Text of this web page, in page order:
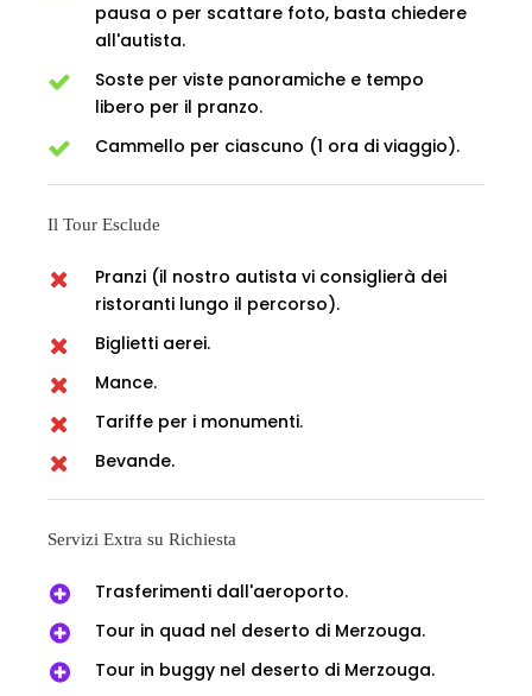
pausa o per scattare foto, basta chiedere
all'autista.
Soste per viste panoramiche e tempo
libero per il pranzo.
Cammello per ciascuno (1 ora di viaggio).
Il Tour Esclude
Pranzi (il nostro autista vi consiglierà dei
ristoranti lungo il percorso).
Biglietti aerei.
Mance.
Tariffe per i monumenti.
Bevande.
Servizi Extra su Richiesta
Trasferimenti dall'aeroporto.
Tour in quad nel deserto di Merzouga.
Tour in buggy nel deserto di Merzouga.